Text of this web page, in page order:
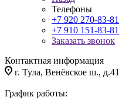
Телефоны
+7 920 270-83-81
+7 910 151-83-81
Заказать звонок
Контактная информация
г. Тула, Венёвское ш.,
График работы: